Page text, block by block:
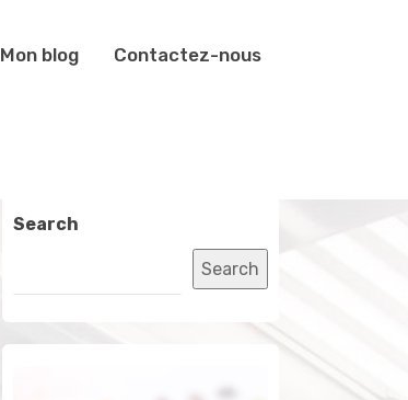
Mon blog Contactez-nous
Search
Search